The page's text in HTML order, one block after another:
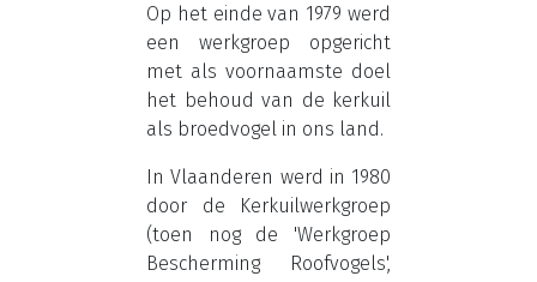
Op het einde van 1979 werd
een werkgroep opgericht
met als voornaamste doel
het behoud van de kerkuil
als broedvogel in ons land.
In Vlaanderen werd in 1980
door de Kerkuilwerkgroep
(toen nog de 'Werkgroep
Bescherming Roofvogels',